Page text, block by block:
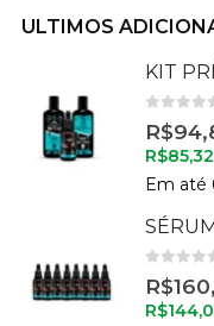
ULTIMOS
de 5
R$
R$85,32
Em até
de 5
R$
R$